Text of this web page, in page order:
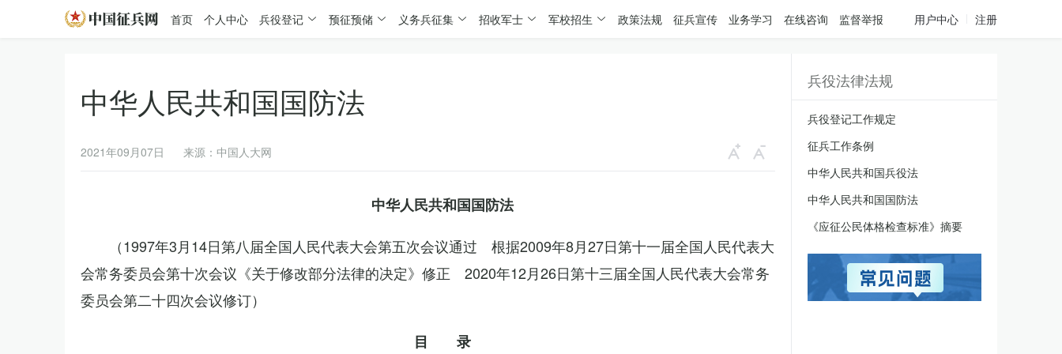
首页 个人中心 兵役登记 预征预储 义务兵征集 招收军士 军校招生 政策法规 征兵宣传 业务学习 在线咨询 监督举报 用户中心 注册
中华人民共和国国防法
2021年09月07日 来源：中国人大网
中华人民共和国国防法
（1997年3月14日第八届全国人民代表大会第五次会议通过 根据2009年8月27日第十一届全国人民代表大
会常务委员会第十次会议《关于修改部分法律的决定》修正 2020年12月26日第十三届全国人民代表大会常务
委员会第二十四次会议修订）
目 录
兵役法律法规
兵役登记工作规定
征兵工作条例
中华人民共和国兵役法
中华人民共和国国防法
《应征公民体格检查标准》摘要